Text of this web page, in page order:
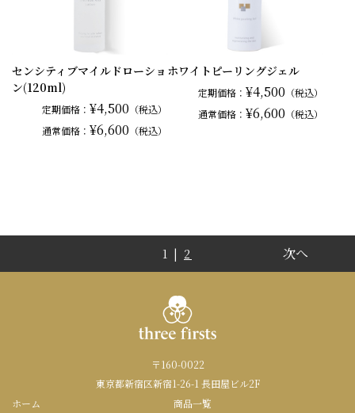
センシティブマイルドローショ
ン(120ml)
定期価格：¥4,500 （税込）
通常価格：¥6,600 （税込）
ホワイトピーリングジェル
定期価格： ¥4,500 （税込）
通常価格： ¥6,600 （税込）
1 | 2 次へ
〒160-0022
東京都新宿区新宿1-26-1 長田屋ビル2F
ホーム
商品一覧